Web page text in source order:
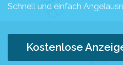
Schnell und einfach
Kostenlose